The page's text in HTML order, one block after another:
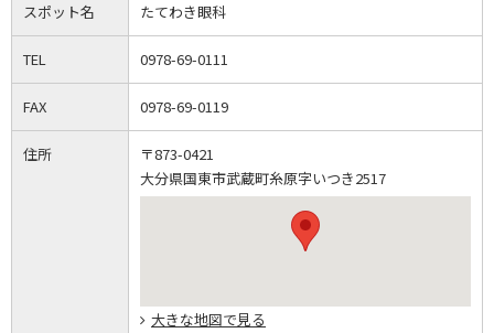
スポット名 たてわき眼科
TEL 0978-69-0111
FAX 0978-69-0119
住所
〒873-0421
大分県国東市武蔵町糸原字いつき2517
大きな地図で見る